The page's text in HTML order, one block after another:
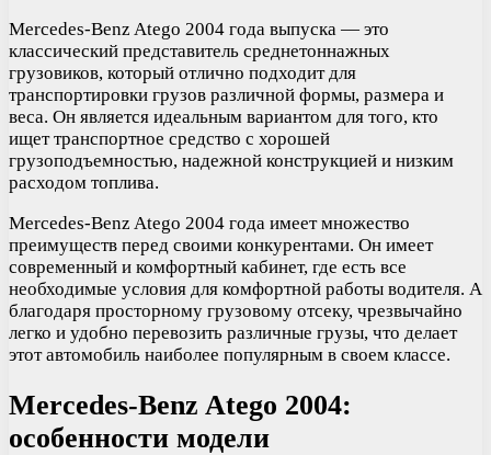
Mercedes-Benz Atego 2004 года выпуска — это
классический представитель среднетоннажных
грузовиков, который отлично подходит для
транспортировки грузов различной формы, размера и
веса. Он является идеальным вариантом для того, кто
ищет транспортное средство с хорошей
грузоподъемностью, надежной конструкцией и низким
расходом топлива.
Mercedes-Benz Atego 2004 года имеет множество
преимуществ перед своими конкурентами. Он имеет
современный и комфортный кабинет, где есть все
необходимые условия для комфортной работы водителя. А
благодаря просторному грузовому отсеку, чрезвычайно
легко и удобно перевозить различные грузы, что делает
этот автомобиль наиболее популярным в своем классе.
Mercedes-Benz Atego 2004:
особенности модели